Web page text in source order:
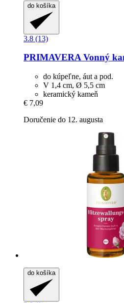
do košíka
3.8 (13)
PRIMAVERAVonný
do kúpeľne, áut a pod.
V 1,4 cm, Ø 5,5 cm
keramický kameň
€ 7,09
Doručenie do 12. augusta
do košíka